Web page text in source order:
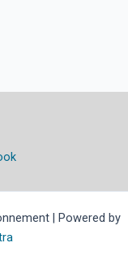
| Powered by